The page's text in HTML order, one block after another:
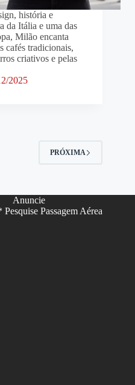
história e
da Itália e uma das
Milão encanta
cafés tradicionais,
criativos e pelas
2025
PRÓXIMA
Anuncie
Pesquise Passagem Aérea